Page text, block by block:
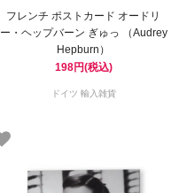
フレンチ ポストカード オードリ
ー・ヘップバーン ぎゅっ （Audrey
Hepburn）
198円(税込)
ドイツ 輸入雑貨